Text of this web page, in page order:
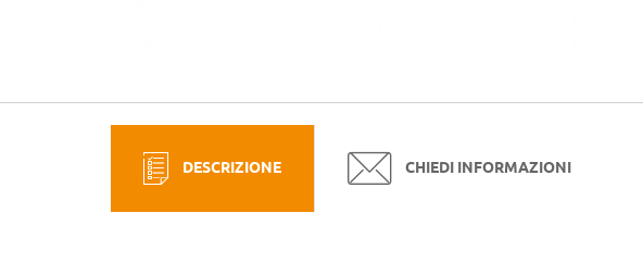
DESCRIZIONE CHIEDI INFORMAZIONI